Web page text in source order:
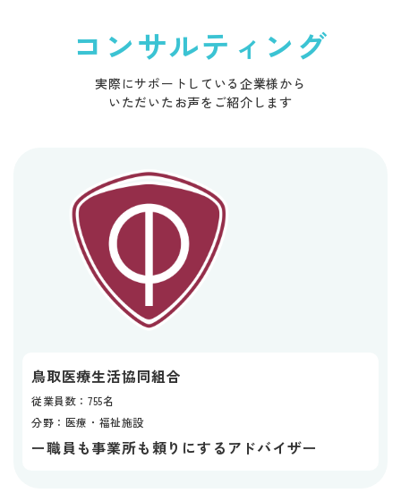
コンサルティング
実際にサポートしている企業様から
​​​​​​​いただいたお声をご紹介します
鳥取医療生活協同組合
従業員数：755名
分野：医療・福祉施設
ー職員も事業所も頼りにするアドバイザー